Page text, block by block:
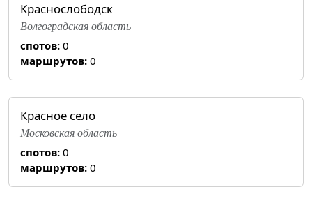
Краснослободск
Волгоградская область
спотов: 0
маршрутов: 0
Красное село
Московская область
спотов: 0
маршрутов: 0